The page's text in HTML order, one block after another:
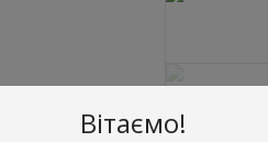
Вітаємо!